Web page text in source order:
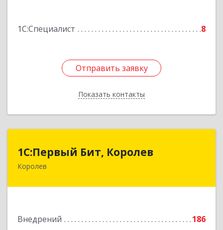
1С:Специалист 8
Отправить заявку
Показать контакты
Отправить заявку
Назад
1С:Первый Бит, Королев
Королев
Внедрений 186
1С:Первый Бит, Королев
141070, Московская обл, Королев г, Болдырева